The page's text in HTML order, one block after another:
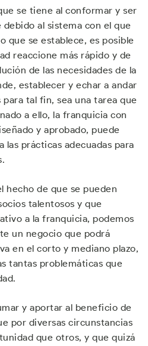
se tiene al conformar y ser
debido al sistema con el que
que se establece, es posible
reaccione más rápido y de
de las necesidades de la
establecer y echar a andar
para tal fin, sea una tarea que
a ello, la franquicia con
y aprobado, puede
prácticas adecuadas para
hecho de que se pueden
talentosos y que
a la franquicia, podemos
un negocio que podrá
en el corto y mediano plazo,
tantas problemáticas que
y aportar al beneficio de
por diversas circunstancias
que otros, y que quizá